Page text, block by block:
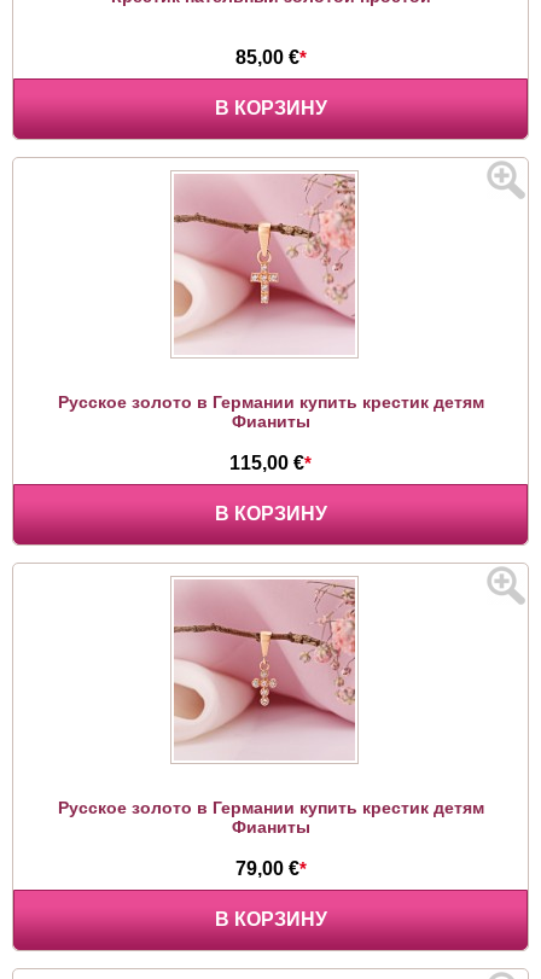
85,00 €*
В КОРЗИНУ
Русское золото в Германии купить крестик детям
Фианиты
115,00 €*
В КОРЗИНУ
Русское золото в Германии купить крестик детям
Фианиты
79,00 €*
В КОРЗИНУ